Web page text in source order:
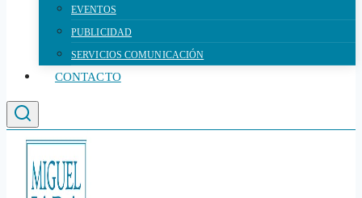
EVENTOS
PUBLICIDAD
SERVICIOS COMUNICACIÓN
CONTACTO